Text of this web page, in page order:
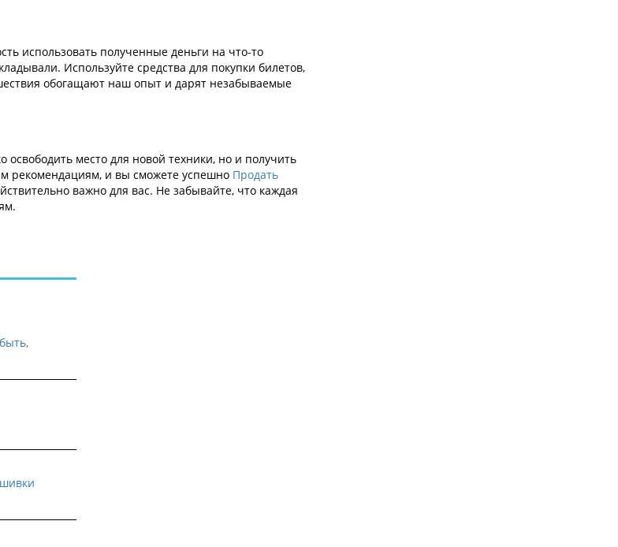
использовать полученные деньги на что-то
Используйте средства для покупки билетов,
обогащают наш опыт и дарят незабываемые
место для новой техники, но и получить
рекомендациям, и вы сможете успешно Продать
важно для вас. Не забывайте, что каждая